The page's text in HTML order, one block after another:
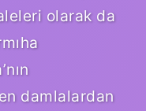
olarak da
damlalardan